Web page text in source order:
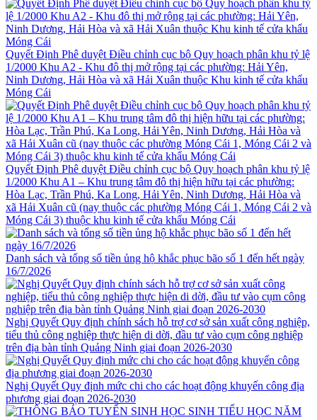
Quyết Định Phê duyệt Điều chỉnh cục bộ Quy hoạch phân khu tỷ lệ
1/2000 Khu A2 - Khu đô thị mở rộng tại các phường: Hải Yên,
Ninh Dương, Hải Hòa và xã Hải Xuân thuộc Khu kinh tế cửa khẩu
Móng Cái
Quyết Định Phê duyệt Điều chỉnh cục bộ Quy hoạch phân khu tỷ lệ
1/2000 Khu A1 – Khu trung tâm đô thị hiện hữu tại các phường:
Hòa Lạc, Trần Phú, Ka Long, Hải Yên, Ninh Dương, Hải Hòa và
xã Hải Xuân cũ (nay thuộc các phường Móng Cái 1, Móng Cái 2 và
Móng Cái 3) thuộc khu kinh tế cửa khẩu Móng Cái
Danh sách và tổng số tiền ủng hộ khắc phục bão số 1 đến hết ngày
16/7/2026
Nghị Quyết Quy định chính sách hỗ trợ cơ sở sản xuất công nghiệp,
tiểu thủ công nghiệp thực hiện di dời, đầu tư vào cụm công nghiệp
trên địa bàn tỉnh Quảng Ninh giai đoạn 2026-2030
Nghị Quyết Quy định mức chi cho các hoạt động khuyến công địa
phương giai đoạn 2026-2030